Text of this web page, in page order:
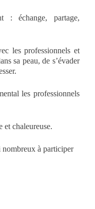
: échange, partage,
les professionnels et
sa peau, de s’évader
les professionnels
et chaleureuse.
nombreux à participer